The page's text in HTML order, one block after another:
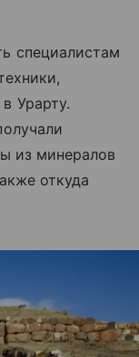
специалистам
Урарту.
из минералов
откуда